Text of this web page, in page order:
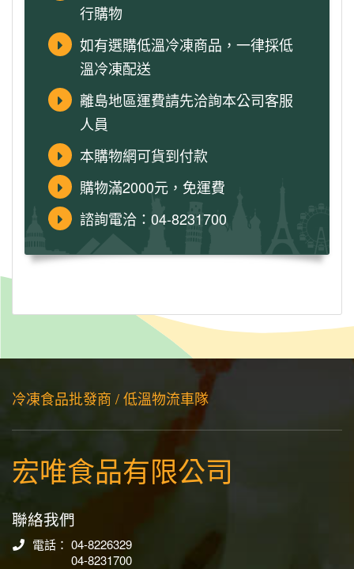
行購物
如有選購低溫冷凍商品，一律採低
溫冷凍配送
離島地區運費請先洽詢本公司客服
人員
本購物網可貨到付款
購物滿2000元，免運費
諮詢電洽：04-8231700
冷凍食品批發商 / 低溫物流車隊
宏唯食品有限公司
聯絡我們
電話： 04-8226329
04-8231700